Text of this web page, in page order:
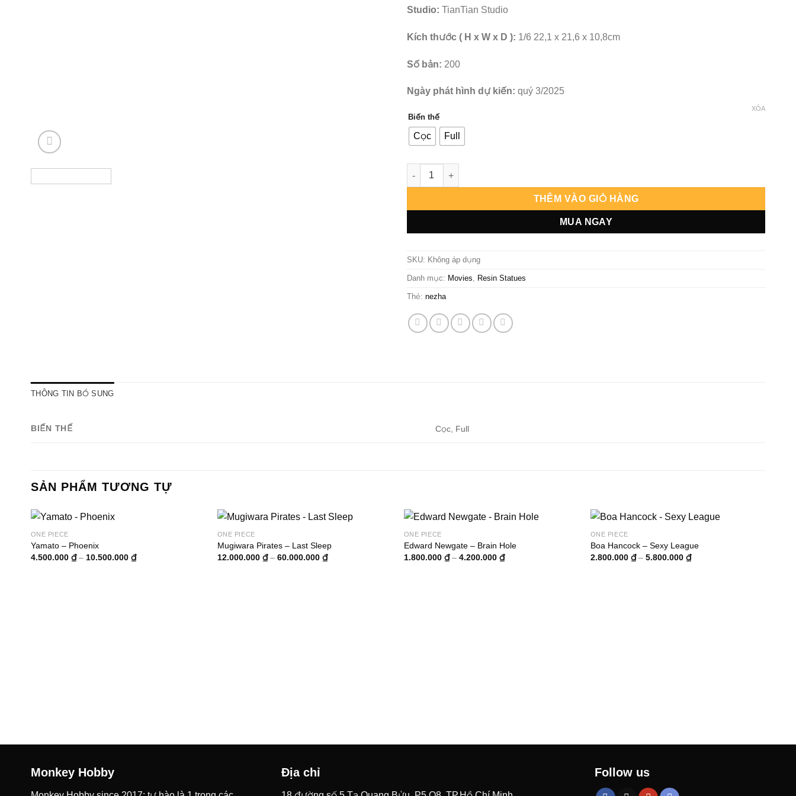
Studio: TianTian Studio
Kích thước ( H x W x D ): 1/6 22,1 x 21,6 x 10,8cm
Số bản: 200
Ngày phát hình dự kiến: quý 3/2025
Biến thế
Cọc Full
XÓA
Ne Zha - TianTian số lượng
THÊM VÀO GIỎ HÀNG
MUA NGAY
SKU: Không áp dụng
Danh mục: Movies, Resin Statues
Thẻ: nezha
THÔNG TIN BỔ SUNG
BIẾN THẾ Cọc, Full
SẢN PHẨM TƯƠNG TỰ
ONE PIECE
Yamato – Phoenix
4.500.000 ₫ – 10.500.000 ₫Khoảng
ONE PIECE
Mugiwara Pirates – Last Sleep
12.000.000 ₫ – 60.000.000 ₫Khoảng
ONE PIECE
Edward Newgate – Brain Hole
1.800.000 ₫ – 4.200.000 ₫Khoảng
ONE PIECE
Boa Hancock – Sexy League
2.800.000 ₫ – 5.800.000 ₫Khoảng
Monkey Hobby Địa chỉ Follow us